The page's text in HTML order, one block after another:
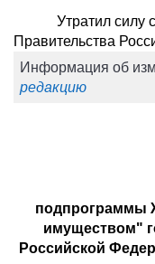
Утратил силу
Правительства
Информация об
редакцию
подпрограммы
имуществом"
Российской